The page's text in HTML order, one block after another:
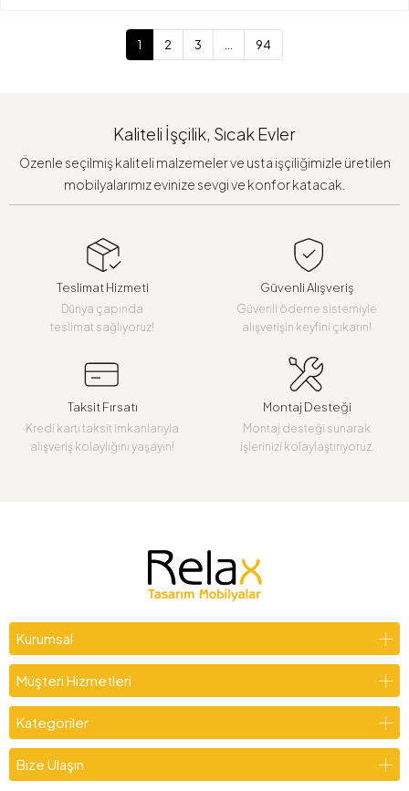
1 2 3 94
Kaliteli İşçilik, Sıcak Evler
Özenle seçilmiş kaliteli malzemeler ve usta işçiliğimizle üretilen
mobilyalarımız evinize sevgi ve konfor katacak.
Teslimat Hizmeti
Dünya çapında
teslimat sağlıyoruz!
Güvenli Alışveriş
Güvenli ödeme sistemiyle
alışverişin keyfini çıkarın!
Taksit Fırsatı
Kredi kartı taksit imkanlarıyla
alışveriş kolaylığını yaşayın!
Montaj Desteği
Montaj desteği sunarak
işlerinizi kolaylaştırıyoruz.
Kurumsal
Müşteri Hizmetleri
Kategoriler
Bize Ulaşın